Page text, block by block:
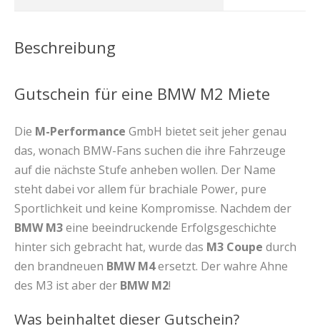
Beschreibung
Gutschein für eine BMW M2 Miete
Die M-Performance GmbH bietet seit jeher genau
das, wonach BMW-Fans suchen die ihre Fahrzeuge
auf die nächste Stufe anheben wollen. Der Name
steht dabei vor allem für brachiale Power, pure
Sportlichkeit und keine Kompromisse. Nachdem der
BMW M3eine beeindruckende Erfolgsgeschichte
hinter sich gebracht hat, wurde das M3 Coupe durch
den brandneuen BMW M4ersetzt. Der wahre Ahne
des M3 ist aber der BMW M2!
Was beinhaltet dieser Gutschein?